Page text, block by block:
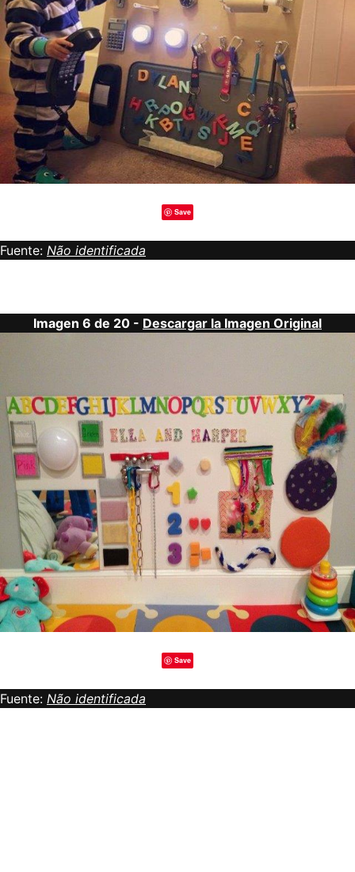
Save
Fuente: Não identificada
Imagen 6 de 20 - Descargar la Imagen Original
Save
Fuente: Não identificada